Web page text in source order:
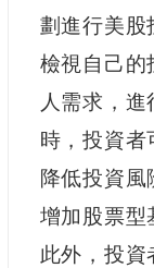
劃進行美股
檢視自己的
人需求，
時，投資者
降低投資風
增加股票型
此外，投資